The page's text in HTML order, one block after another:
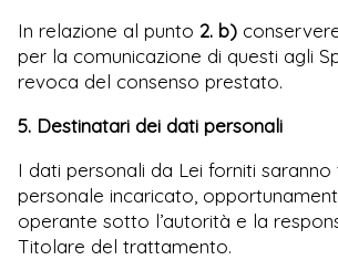
In relazione al punto 2. b)
per la comunicazione di questi agli
revoca del consenso prestato.
5. Destinatari dei dati personali
I dati personali da Lei forniti
personale incaricato,
operante sotto l’autorità e la
Titolare del trattamento.